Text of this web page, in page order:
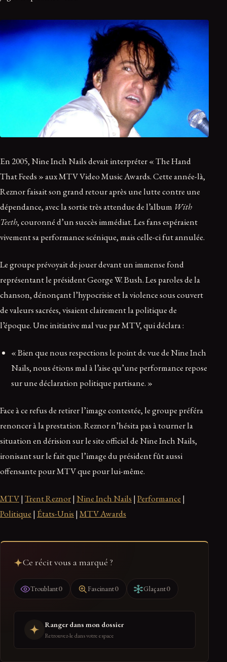
En 2005, Nine Inch Nails devait interpréter « The Hand
That Feeds » aux MTV Video Music Awards. Cette année-là,
Reznor faisait son grand retour après une lutte contre une
dépendance, avec la sortie très attendue de l’album With
Teeth, couronné d’un succès immédiat. Les fans espéraient
vivement sa performance scénique, mais celle-ci fut annulée.
Le groupe prévoyait de jouer devant un immense fond
représentant le président George W. Bush. Les paroles de la
chanson, dénonçant l’hypocrisie et la violence sous couvert
de valeurs sacrées, visaient clairement la politique de
l’époque. Une initiative mal vue par MTV, qui déclara :
« Bien que nous respections le point de vue de Nine Inch
Nails, nous étions mal à l’aise qu’une performance repose
sur une déclaration politique partisane. »
Face à ce refus de retirer l’image contestée, le groupe préféra
renoncer à la prestation. Reznor n’hésita pas à tourner la
situation en dérision sur le site officiel de Nine Inch Nails,
ironisant sur le fait que l’image du président fût aussi
offensante pour MTV que pour lui-même.
MTV| Trent Reznor| Nine Inch Nails | Performance |
Politique | États-Unis | MTV Awards
Ce récit vous a marqué ?
Troublant0 Fascinant0 Glaçant0
Ranger dans mon dossier
Retrouvez-le dans votre espace